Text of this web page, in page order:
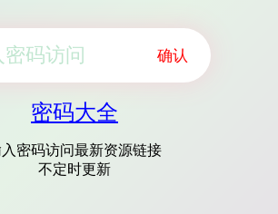
确认
密码大全
密码访问最新资源链接
不定时更新